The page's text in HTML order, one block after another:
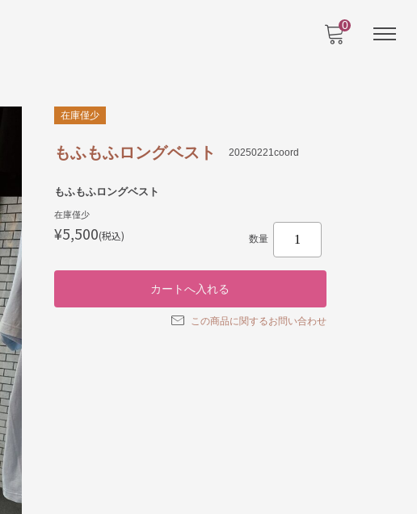
0
在庫僅少
もふもふロングベスト 20250221coord
もふもふロングベスト
在庫僅少
¥5,500(税込) 数量
この商品に関するお問い合わせ